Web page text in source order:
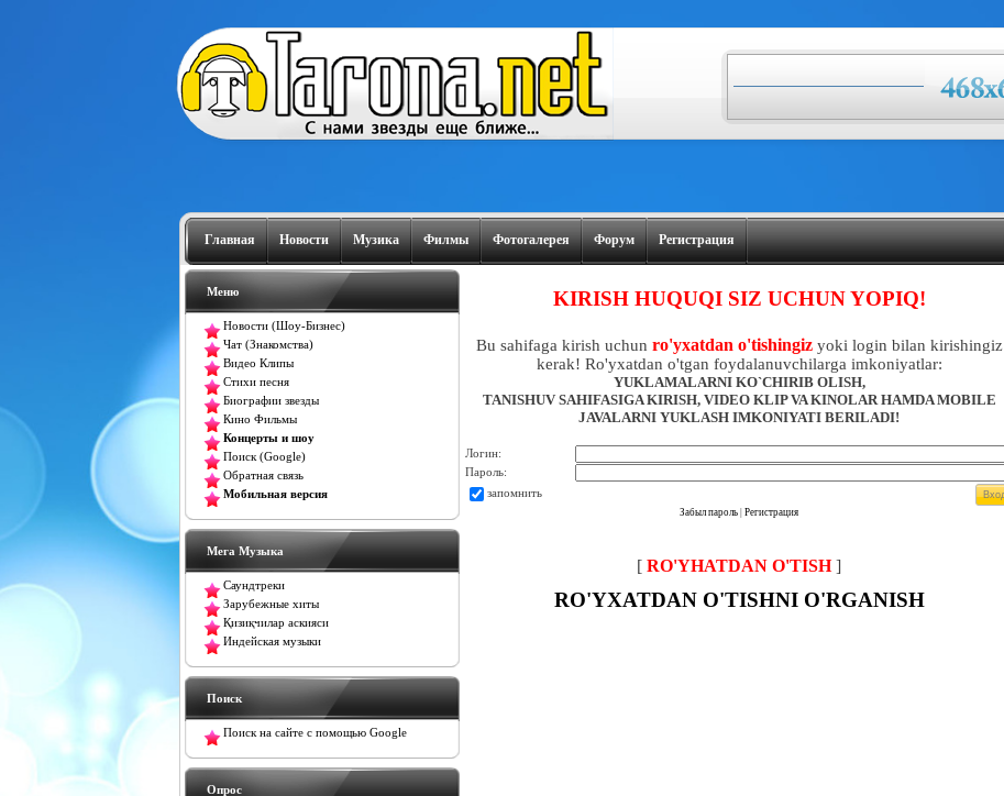
Главная Новости Музика Филмы Фотогалерея Форум Регистрация
Меню
Новости (Шоу-Бизнес)
Чат (Знакомства)
Видео Клипы
Стихи песня
Биографии звезды
Кино Фильмы
Концерты и шоу
Поиск (Google)
Обратная связь
Мобильная версия
Мега Музыка
Саундтреки
Зарубежные хиты
Қизиқчилар аскияси
Индейская музыки
Поиск
Поиск на сайте с помощью Google
Oпрос
KIRISH HUQUQI SIZ UCHUN YOPIQ!
Bu sahifaga kirish uchun ro'yxatdan o'tishingizyoki login bilan kirishingiz
kerak! Ro'yxatdan o'tgan foydalanuvchilarga imkoniyatlar:
YUKLAMALARNI KO`CHIRIB OLISH,
TANISHUV SAHIFASIGA KIRISH, VIDEO KLIP VA KINOLAR HAMDA MOBILE
JAVALARNI YUKLASH IMKONIYATI BERILADI!
Логин:
Пароль:
запомнить
Забыл пароль Регистрация
[ RO'YHATDAN O'TISH]
RO'YXATDAN O'TISHNI O'RGANISH